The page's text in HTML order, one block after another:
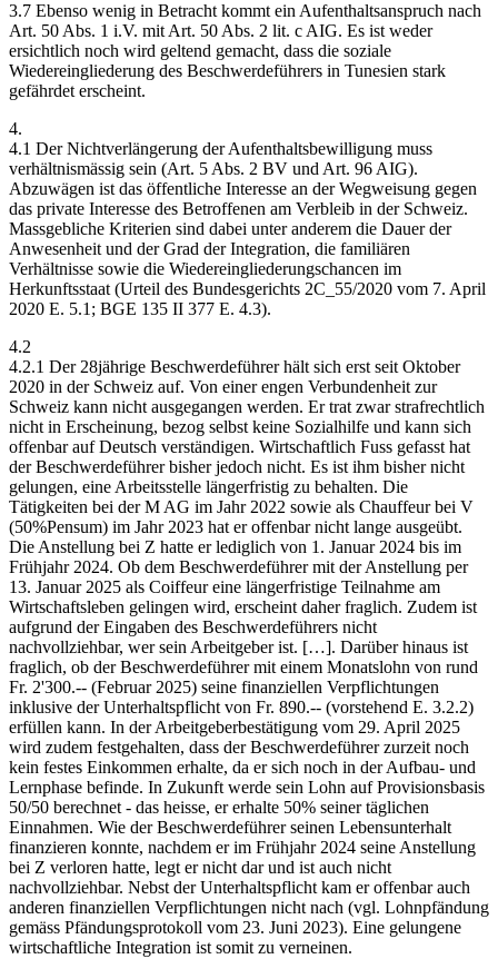
3.7 Ebenso wenig in Betracht kommt ein Aufenthaltsanspruch nach
Art. 50 Abs. 1 i.V. mit Art. 50 Abs. 2 lit. c AIG. Es ist weder
ersichtlich noch wird geltend gemacht, dass die soziale
Wiedereingliederung des Beschwerdeführers in Tunesien stark
gefährdet erscheint.
4.
4.1 Der Nichtverlängerung der Aufenthaltsbewilligung muss
verhältnismässig sein (Art. 5 Abs. 2 BV und Art. 96 AIG).
Abzuwägen ist das öffentliche Interesse an der Wegweisung gegen
das private Interesse des Betroffenen am Verbleib in der Schweiz.
Massgebliche Kriterien sind dabei unter anderem die Dauer der
Anwesenheit und der Grad der Integration, die familiären
Verhältnisse sowie die Wiedereingliederungschancen im
Herkunftsstaat (Urteil des Bundesgerichts 2C_55/2020 vom 7. April
2020 E. 5.1; BGE 135 II 377 E. 4.3).
4.2
4.2.1 Der 28jährige Beschwerdeführer hält sich erst seit Oktober
2020 in der Schweiz auf. Von einer engen Verbundenheit zur
Schweiz kann nicht ausgegangen werden. Er trat zwar strafrechtlich
nicht in Erscheinung, bezog selbst keine Sozialhilfe und kann sich
offenbar auf Deutsch verständigen. Wirtschaftlich Fuss gefasst hat
der Beschwerdeführer bisher jedoch nicht. Es ist ihm bisher nicht
gelungen, eine Arbeitsstelle längerfristig zu behalten. Die
Tätigkeiten bei der M AG im Jahr 2022 sowie als Chauffeur bei V
(50%Pensum) im Jahr 2023 hat er offenbar nicht lange ausgeübt.
Die Anstellung bei Z hatte er lediglich von 1. Januar 2024 bis im
Frühjahr 2024. Ob dem Beschwerdeführer mit der Anstellung per
13. Januar 2025 als Coiffeur eine längerfristige Teilnahme am
Wirtschaftsleben gelingen wird, erscheint daher fraglich. Zudem ist
aufgrund der Eingaben des Beschwerdeführers nicht
nachvollziehbar, wer sein Arbeitgeber ist. […]. Darüber hinaus ist
fraglich, ob der Beschwerdeführer mit einem Monatslohn von rund
Fr. 2'300.-- (Februar 2025) seine finanziellen Verpflichtungen
inklusive der Unterhaltspflicht von Fr. 890.-- (vorstehend E. 3.2.2)
erfüllen kann. In der Arbeitgeberbestätigung vom 29. April 2025
wird zudem festgehalten, dass der Beschwerdeführer zurzeit noch
kein festes Einkommen erhalte, da er sich noch in der Aufbau- und
Lernphase befinde. In Zukunft werde sein Lohn auf Provisionsbasis
50/50 berechnet - das heisse, er erhalte 50% seiner täglichen
Einnahmen. Wie der Beschwerdeführer seinen Lebensunterhalt
finanzieren konnte, nachdem er im Frühjahr 2024 seine Anstellung
bei Z verloren hatte, legt er nicht dar und ist auch nicht
nachvollziehbar. Nebst der Unterhaltspflicht kam er offenbar auch
anderen finanziellen Verpflichtungen nicht nach (vgl. Lohnpfändung
gemäss Pfändungsprotokoll vom 23. Juni 2023). Eine gelungene
wirtschaftliche Integration ist somit zu verneinen.